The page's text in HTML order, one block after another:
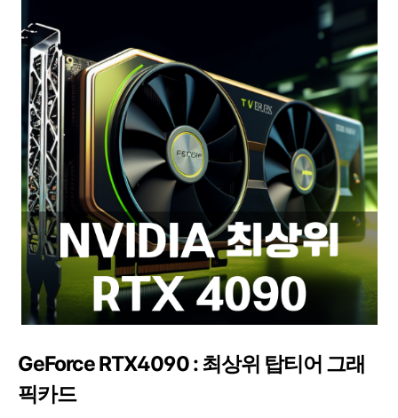
GeForce RTX4090 : 최상위 탑티어 그래
픽카드